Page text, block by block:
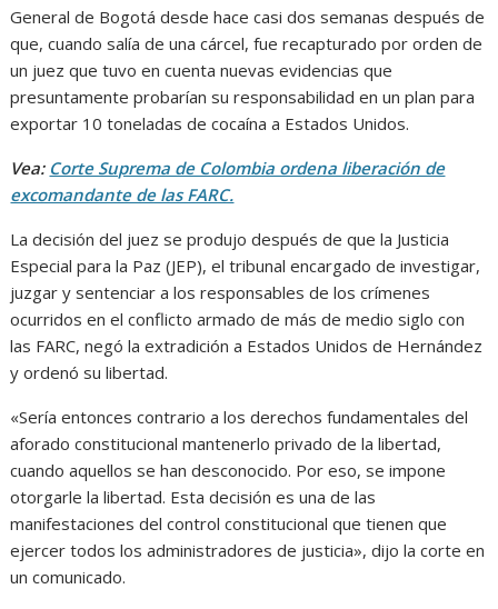
General de Bogotá desde hace casi dos semanas después de
que, cuando salía de una cárcel, fue recapturado por orden de
un juez que tuvo en cuenta nuevas evidencias que
presuntamente probarían su responsabilidad en un plan para
exportar 10 toneladas de cocaína a Estados Unidos.
Vea: Corte Suprema de Colombia ordena liberación de
excomandante de las FARC.
La decisión del juez se produjo después de que la Justicia
Especial para la Paz (JEP), el tribunal encargado de investigar,
juzgar y sentenciar a los responsables de los crímenes
ocurridos en el conflicto armado de más de medio siglo con
las FARC, negó la extradición a Estados Unidos de Hernández
y ordenó su libertad.
«Sería entonces contrario a los derechos fundamentales del
aforado constitucional mantenerlo privado de la libertad,
cuando aquellos se han desconocido. Por eso, se impone
otorgarle la libertad. Esta decisión es una de las
manifestaciones del control constitucional que tienen que
ejercer todos los administradores de justicia», dijo la corte en
un comunicado.